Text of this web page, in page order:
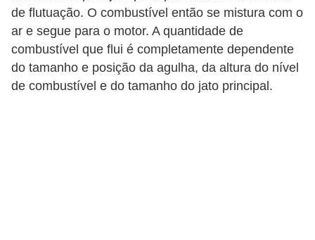
de flutuação. O combustível então se mistura com o
ar e segue para o motor. A quantidade de
combustível que flui é completamente dependente
do tamanho e posição da agulha, da altura do nível
de combustível e do tamanho do jato principal.
o
m
p
r